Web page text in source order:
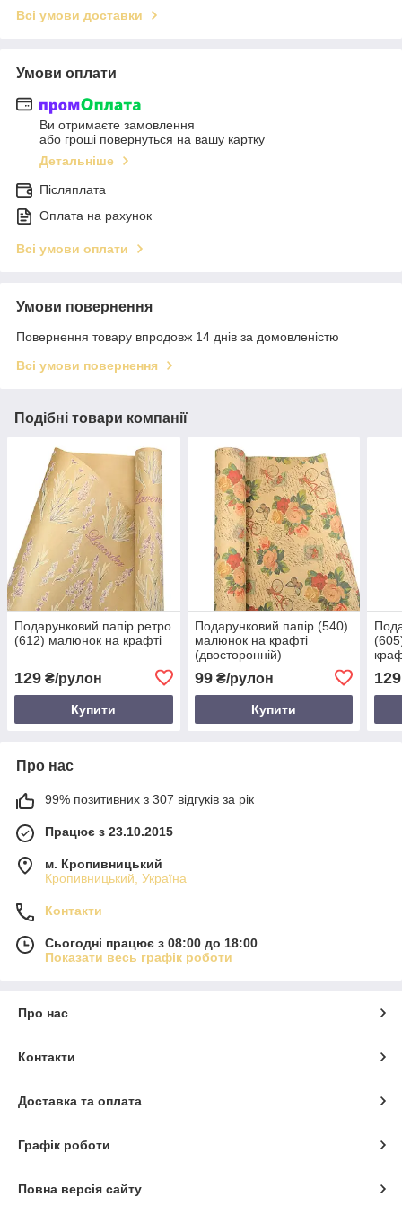
Всі умови доставки
Умови оплати
Ви отримаєте замовлення
або гроші повернуться на вашу картку
Детальніше
Післяплата
Оплата на рахунок
Всі умови оплати
Умови повернення
Повернення товару впродовж 14 днів за домовленістю
Всі умови повернення
Подібні товари компанії
Подарунковий папір ретро
(612) малюнок на крафті
129 ₴/рулон
Купити
Подарунковий папір (540)
малюнок на крафті
(двосторонній)
99₴/рулон
Купити
129
Про нас
99% позитивних з 307 відгуків за рік
Працює з 23.10.2015
м. Кропивницький
Кропивницький, Україна
Контакти
Сьогодні працює з 08:00 до 18:00
Показати весь графік роботи
Про нас
Контакти
Доставка та оплата
Графік роботи
Повна версія сайту